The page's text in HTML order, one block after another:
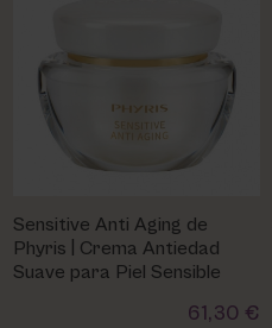
Sensitive Anti Aging de
Phyris | Crema Antiedad
Suave para Piel Sensible
61,30 €